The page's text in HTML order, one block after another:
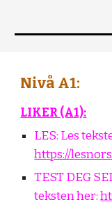
Nivå A1:
LIKER (A1):
LES: Les
https://
TEST DEG
teksten her: